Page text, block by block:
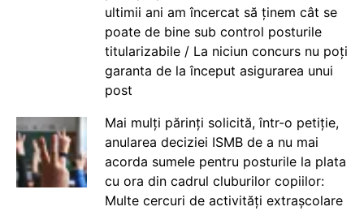
ultimii ani am încercat să ținem cât se
poate de bine sub control posturile
titularizabile / La niciun concurs nu poți
garanta de la început asigurarea unui
post
Mai mulți părinți solicită, într-o petiție,
anularea deciziei ISMB de a nu mai
acorda sumele pentru posturile la plata
cu ora din cadrul cluburilor copiilor:
Multe cercuri de activități extrașcolare